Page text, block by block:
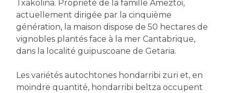
Txakolina. Propriété de la famille Ameztoi,
actuellement dirigée par la cinquième
génération, la maison dispose de 50 hectares de
vignobles plantés face à la mer Cantabrique,
dans la localité guipuscoane de Getaria.
Les variétés autochtones hondarribi zuri et, en
moindre quantité, hondarribi beltza occupent